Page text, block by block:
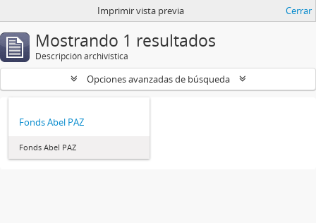
Imprimir vista previa Cerrar
Mostrando 1 resultados
Descripción archivística
Opciones avanzadas de búsqueda
Fonds Abel PAZ
Fonds Abel PAZ